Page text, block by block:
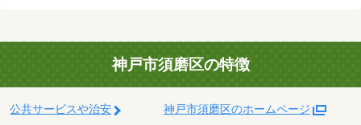
神戸市須磨区の特徴
公共サービスや治安 神戸市須磨区のホームページ